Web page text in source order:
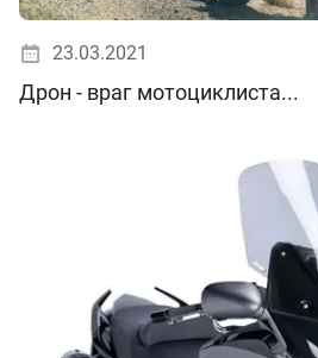
23.03.2021
Дрон - враг мотоциклиста